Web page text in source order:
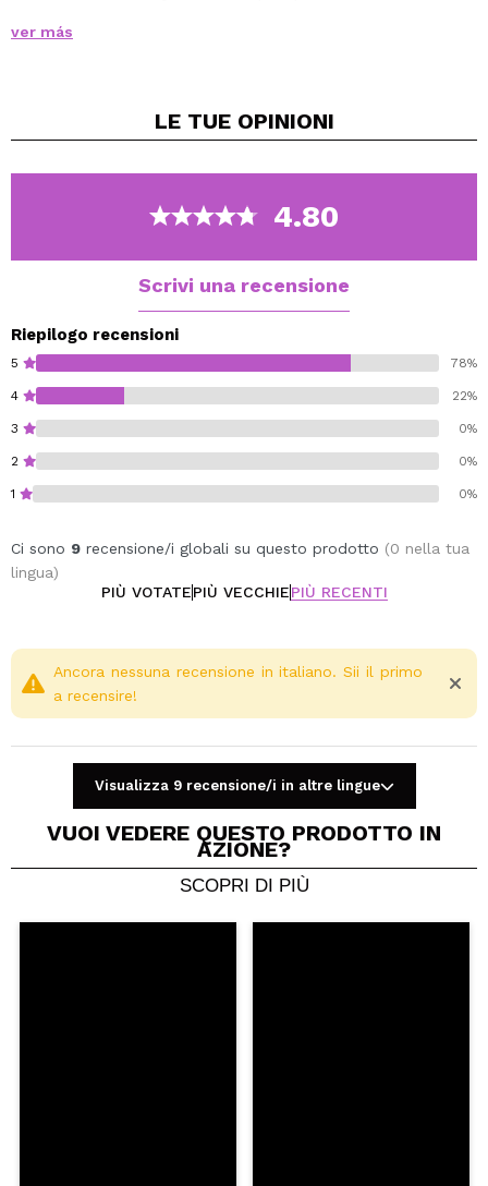
Contiene vitamine attive e un complesso di peptidi
Fornire un colorito sano alla pelle
935 ingredienti di origine naturale.
ver más
LE TUE OPINIONI
4.80
Scrivi una recensione
Riepilogo recensioni
5 78%
4 22%
3 0%
2 0%
1 0%
Ci sono 9 recensione/i globali su questo prodotto (0 nella tua
lingua)
PIÙ VOTATEPIÙ VECCHIEPIÙ RECENTI
Condividi un video o una foto
Il tuo video potrebbe essere il primo. Immaginalo...
Ancora nessuna recensione in italiano. Sii il primo
a recensire!
Visualizza 9 recensione/i in altre lingue
VUOI VEDERE QUESTO PRODOTTO IN
AZIONE?
SCOPRI DI PIÙ